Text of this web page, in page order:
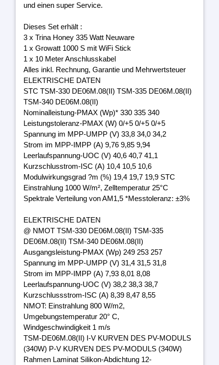
und einen super Service.
Dieses Set erhält :
3 x Trina Honey 335 Watt Neuware
1 x Growatt 1000 S mit WiFi Stick
1 x 10 Meter Anschlusskabel
Alles inkl. Rechnung, Garantie und Mehrwertsteuer
ELEKTRISCHE DATEN
STC TSM-330 DE06M.08(II) TSM-335 DE06M.08(II)
TSM-340 DE06M.08(II)
Nominalleistung-PMAX (Wp)* 330 335 340
Leistungstoleranz-PMAX (W) 0/+5 0/+5 0/+5
Spannung im MPP-UMPP (V) 33,8 34,0 34,2
Strom im MPP-IMPP (A) 9,76 9,85 9,94
Leerlaufspannung-UOC (V) 40,6 40,7 41,1
Kurzschlusstrom-ISC (A) 10,4 10,5 10,6
Modulwirkungsgrad ?m (%) 19,4 19,7 19,9 STC
Einstrahlung 1000 W/m², Zelltemperatur 25°C
Spektrale Verteilung von AM1,5 *Messtoleranz: ±3%
ELEKTRISCHE DATEN
@ NMOT TSM-330 DE06M.08(II) TSM-335
DE06M.08(II) TSM-340 DE06M.08(II)
Ausgangsleistung-PMAX (Wp) 249 253 257
Spannung im MPP-UMPP (V) 31,4 31,5 31,8
Strom im MPP-IMPP (A) 7,93 8,01 8,08
Leerlaufspannung-UOC (V) 38,2 38,3 38,7
Kurzschlussstrom-ISC (A) 8,39 8,47 8,55
NMOT: Einstrahlung 800 W/m2,
Umgebungstemperatur 20° C,
Windgeschwindigkeit 1 m/s
TSM-DE06M.08(II) I-V KURVEN DES PV-MODULS
(340W) P-V KURVEN DES PV-MODULS (340W)
Rahmen Laminat Silikon-Abdichtung 12-